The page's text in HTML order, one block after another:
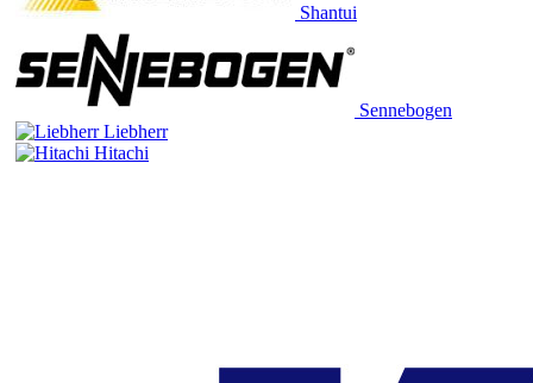
Shantui
Sennebogen
Liebherr
Hitachi